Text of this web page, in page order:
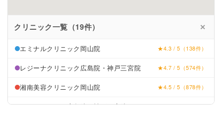
クリニック一覧（19件） ✕
エミナルクリニック岡山院 ★4.3 / 5（138件）
レジーナクリニック広島院・神戸三宮院 ★4.7 / 5（574件）
湘南美容クリニック岡山院 ★4.5 / 5（878件）
リゼクリニック広島院・神戸三宮院 ★4.7 / 5（72件）